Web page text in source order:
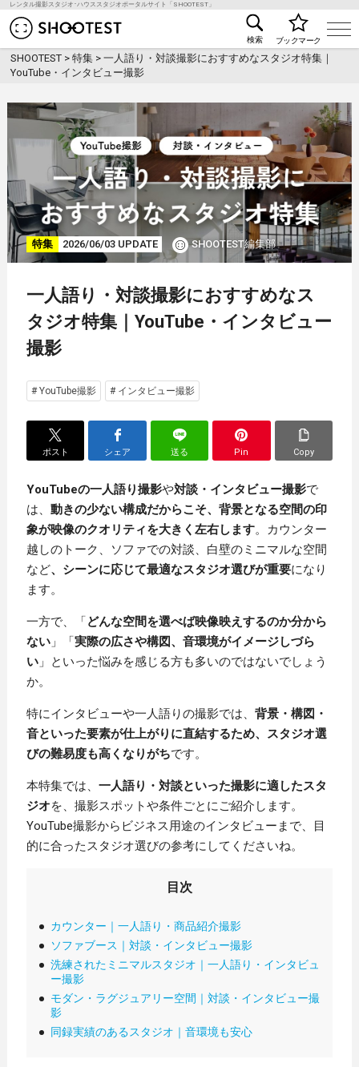
レンタル撮影スタジオ･ハウススタジオポータルサイト「SHOOTEST」
レンタル撮影スタジオ･ハウススタジオ検索の
検索 ブックマーク
SHOOTEST >特集 >一人語り・対談撮影におすすめなスタジオ特集｜
YouTube・インタビュー撮影
特集 2026/06/03 UPDATE SHOOTEST編集部
一人語り・対談撮影におすすめなス
タジオ特集｜YouTube・インタビュー
撮影
# YouTube撮影 # インタビュー撮影
ポスト シェア 送る Pin Copy
YouTubeの一人語り撮影や対談・インタビュー撮影で
は、 動きの少ない構成だからこそ、背景となる空間の印
象が映像のクオリティを大きく左右します。カウンター
越しのトーク、ソファでの対談、白壁のミニマルな空間
など、シーンに応じて最適なスタジオ選びが重要になり
ます。
一方で、「どんな空間を選べば映像映えするのか分から
ない」「実際の広さや構図、音環境がイメージしづら
い」といった悩みを感じる方も多いのではないでしょう
か。
特にインタビューや一人語りの撮影では、 背景・構図・
音といった要素が仕上がりに直結するため、スタジオ選
びの難易度も高くなりがちです。
本特集では、 一人語り・対談といった撮影に適したスタ
ジオを、撮影スポットや条件ごとにご紹介します。
YouTube撮影からビジネス用途のインタビューまで、目
的に合ったスタジオ選びの参考にしてくださいね。
目次
カウンター｜一人語り・商品紹介撮影
ソファブース｜対談・インタビュー撮影
洗練されたミニマルスタジオ｜一人語り・インタビュ
ー撮影
モダン・ラグジュアリー空間｜対談・インタビュー撮
影
同録実績のあるスタジオ｜音環境も安心